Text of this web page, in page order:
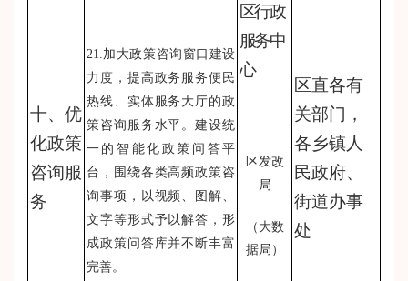
十、优
化政策
咨询服
务
21.加大政策咨询窗口建设
力度，提高政务服务便民
热线、实体服务大厅的政
策咨询服务水平。建设统
一的智能化政策问答平
台，围绕各类高频政策咨
询事项，以视频、图解、
文字等形式予以解答，形
成政策问答库并不断丰富
完善。
区行政
服务中
心
区发改
局
（大数
据局）
区直各有
关部门，
各乡镇人
民政府、
街道办事
处